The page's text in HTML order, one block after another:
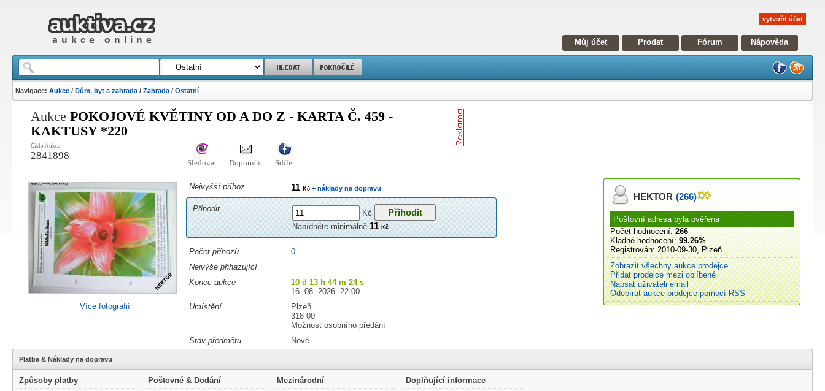
vytvořit účet
Můj účet Prodat Fórum Nápověda
Navigace:Aukce /Dům, byt a zahrada /Zahrada /Ostatní
AukcePOKOJOVÉ KVĚTINY OD A DO Z - KARTA Č. 459 -
KAKTUSY *220
Číslo Aukce:
2841898
Sledovat Doporučit Sdílet
Více fotografií
Nejvyšší příhoz 11Kč + náklady na dopravu
Přihodit
Kč
Nabídněte minimálně11Kč
Počet příhozů
0
Nejvýše přihazující
Konec aukce
10 d 13 h 44 m 24 s
16. 08. 2026. 22:00
Umístění
Plzeň
318 00
Možnost osobního předání
Stav předmětu
Nové
HEKTOR (266)
Poštovní adresa byla ověřena
Počet hodnocení: 266
Kladné hodnocení: 99.26%
Registrován: 2010-09-30, Plzeň
Zobrazit všechny aukce prodejce
Přidat prodejce mezi oblíbené
Napsat uživateli email
Odebírat aukce prodejce pomocí RSS
Platba & Náklady na dopravu
Způsoby platby
Poštovné & Dodání
Mezinárodní
Doplňující informace